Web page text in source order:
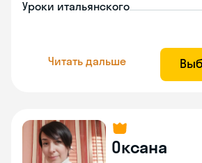
Уроки итальянского
Читать дальше
Оксана